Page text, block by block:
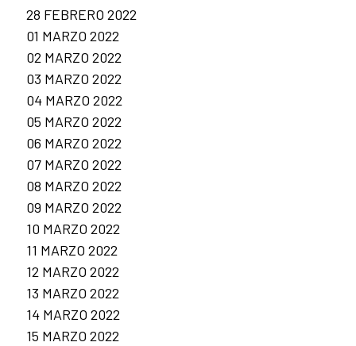
28 FEBRERO 2022
01 MARZO 2022
02 MARZO 2022
03 MARZO 2022
04 MARZO 2022
05 MARZO 2022
06 MARZO 2022
07 MARZO 2022
08 MARZO 2022
09 MARZO 2022
10 MARZO 2022
11 MARZO 2022
12 MARZO 2022
13 MARZO 2022
14 MARZO 2022
15 MARZO 2022